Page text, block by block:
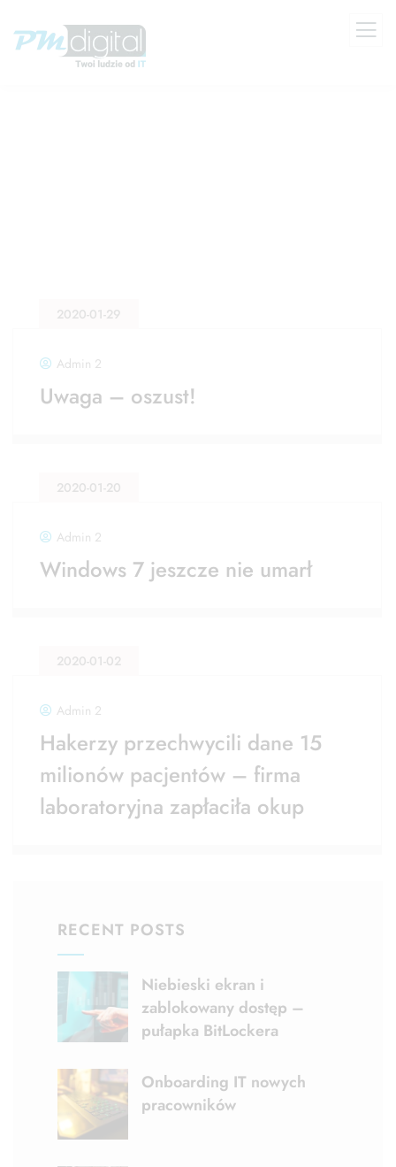
2020-01-29
Admin 2
Uwaga – oszust!
2020-01-20
Admin 2
Windows 7 jeszcze nie umarł
2020-01-02
Admin 2
Hakerzy przechwycili dane 15
milionów pacjentów – firma
laboratoryjna zapłaciła okup
RECENT POSTS
Niebieski ekran i
zablokowany dostęp –
pułapka BitLockera
Onboarding IT nowych
pracowników